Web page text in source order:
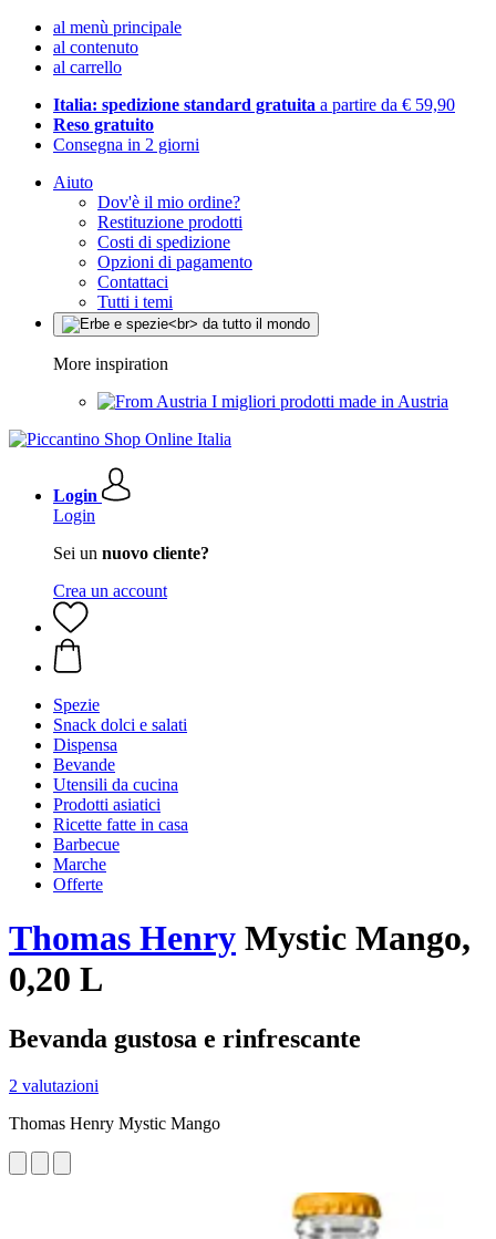
al menù principale
al contenuto
al carrello
Italia: spedizione standard gratuita a partire da € 59,90
Reso gratuito
Consegna in 2 giorni
Aiuto
Dov'è il mio ordine?
Restituzione prodotti
Costi di spedizione
Opzioni di pagamento
Contattaci
Tutti i temi
More inspiration
I migliori prodotti made in Austria
Login
Login
Sei un nuovo cliente?
Crea un account
Spezie
Snack dolci e salati
Dispensa
Bevande
Utensili da cucina
Prodotti asiatici
Ricette fatte in casa
Barbecue
Marche
Offerte
Thomas Henry Mystic Mango,
0,20 L
Bevanda gustosa e rinfrescante
2 valutazioni
Thomas Henry Mystic Mango